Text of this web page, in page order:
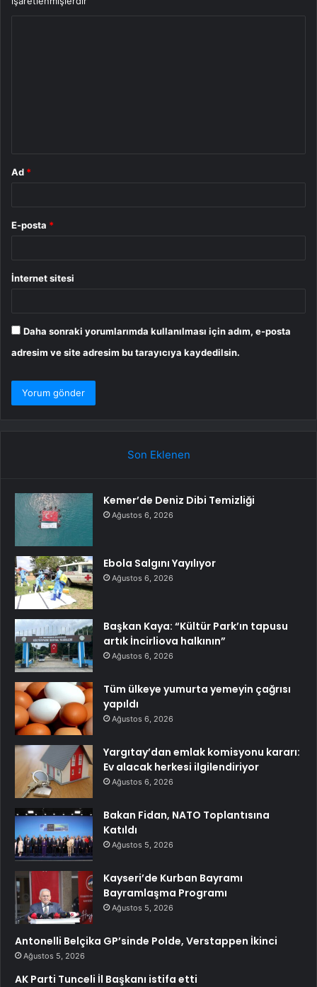
Ad *
E-posta *
İnternet sitesi
Daha sonraki yorumlarımda kullanılması için adım, e-posta
adresim ve site adresim bu tarayıcıya kaydedilsin.
Son Eklenen
Kemer’de Deniz Dibi Temizliği
Ağustos 6, 2026
Ebola Salgını Yayılıyor
Ağustos 6, 2026
Başkan Kaya: “Kültür Park’ın tapusu
artık İncirliova halkının”
Ağustos 6, 2026
Tüm ülkeye yumurta yemeyin çağrısı
yapıldı
Ağustos 6, 2026
Yargıtay’dan emlak komisyonu kararı:
Ev alacak herkesi ilgilendiriyor
Ağustos 6, 2026
Bakan Fidan, NATO Toplantısına
Katıldı
Ağustos 5, 2026
Kayseri’de Kurban Bayramı
Bayramlaşma Programı
Ağustos 5, 2026
Antonelli Belçika GP’sinde Polde, Verstappen İkinci
Ağustos 5, 2026
AK Parti Tunceli İl Başkanı istifa etti